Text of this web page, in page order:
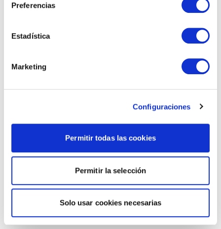
Preferencias
Estadística
Marketing
Configuraciones
Permitir todas las cookies
Permitir la selección
Solo usar cookies necesarias